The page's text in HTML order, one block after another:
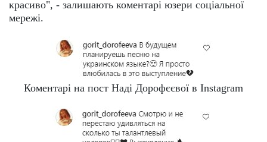
красиво", - залишають коментарі юзери соціальної
мережі.
Коментарі на пост Наді Дорофєєвої в Instagram